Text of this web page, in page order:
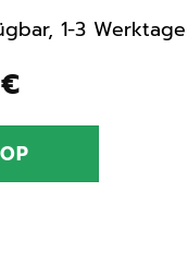
€
€Aktueller
ist:
89,50 €.
1-3 Werktage